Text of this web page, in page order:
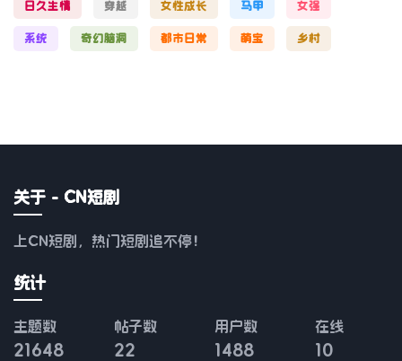
日久生情 穿越 女性成长 马甲 女强
系统 奇幻脑洞 都市日常 萌宝 乡村
关于 - CN短剧
上CN短剧，热门短剧追不停！
统计
主题数
21648
帖子数
22
用户数
1488
在线
10